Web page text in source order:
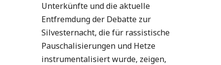
Unterkünfte und die aktuelle
Entfremdung der Debatte zur
Silvesternacht, die für rassistische
Pauschalisierungen und Hetze
instrumentalisiert wurde, zeigen,